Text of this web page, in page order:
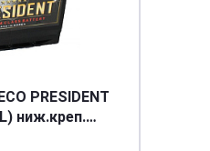
PRESIDENT